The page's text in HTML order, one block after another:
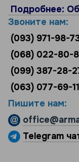
Подробнее:
Звоните нам:
(093) 971-98-
(068) 022-80-
(099) 387-28-
(063) 077-69-11
Пишите нам:
Telegram